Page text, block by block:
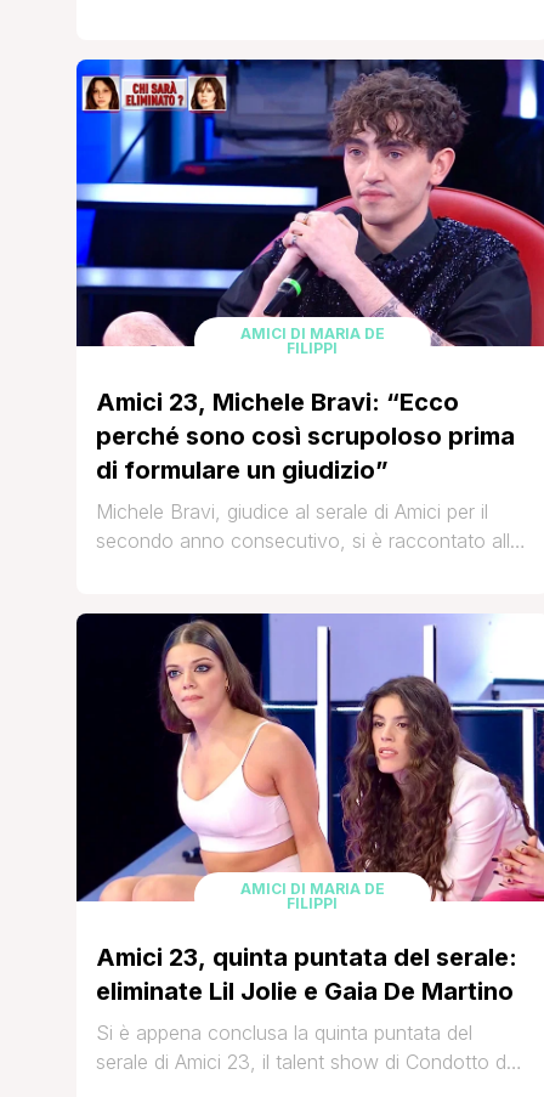
Giuseppe Giofrè, Cristiano Malgioglio e Michele
Bravi. Nel corso delle precedenti puntate, i tre
giurati hanno decretato l'eliminazione di sette
allievi: Ayle, Kumo, [']
AMICI DI MARIA DE
FILIPPI
Amici 23, Michele Bravi: “Ecco
perché sono così scrupoloso prima
di formulare un giudizio”
Michele Bravi, giudice al serale di Amici per il
secondo anno consecutivo, si è raccontato alla
risposto: Da un punto di vista del design si, è
morbida e bella. Ma quando entro nel ruolo di
giudice divento molto [']
AMICI DI MARIA DE
FILIPPI
Amici 23, quinta puntata del serale:
eliminate Lil Jolie e Gaia De Martino
Si è appena conclusa la quinta puntata del
serale di Amici 23, il talent show di Condotto da